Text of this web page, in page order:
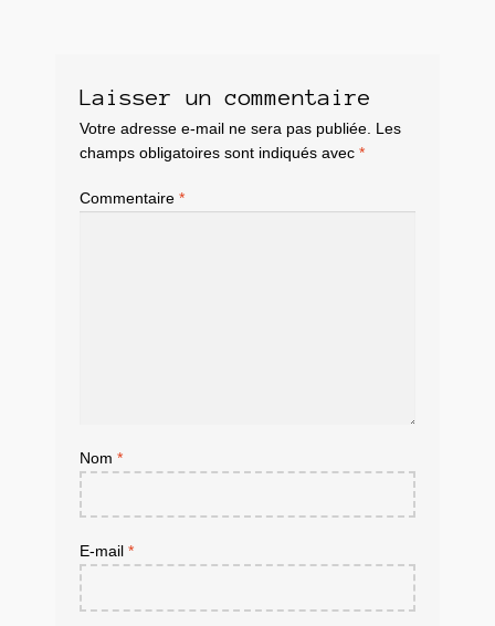
Laisser un commentaire
Votre adresse e-mail ne sera pas publiée.
Les
champs obligatoires sont indiqués avec *
Commentaire *
Nom *
E-mail *